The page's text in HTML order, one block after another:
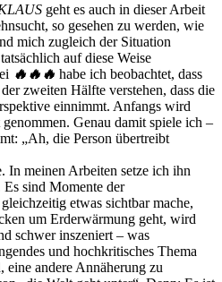
geht es auch in dieser Arbeit
so gesehen zu werden, wie
mich zugleich der Situation
auf diese Weise
🔥🔥🔥 habe ich beobachtet, dass
zweiten Hälfte verstehen, dass die
einnimmt. Anfangs wird
Genau damit spiele ich –
„Ah, die Person übertreibt
In meinen Arbeiten setze ich ihn
sind Momente der
etwas sichtbar mache,
um Erderwärmung geht, wird
schwer inszeniert – was
und hochkritisches Thema
eine andere Annäherung zu